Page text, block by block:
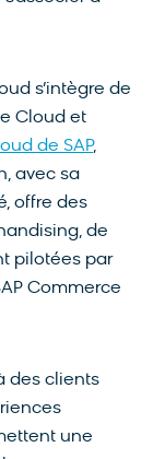
s’intègre de
Cloud et
de SAP,
avec sa
offre des
de
pilotées par
Commerce
des clients
une